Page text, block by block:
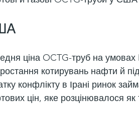
ціна OCTG-труб на умовах
котирувань нафти й
конфлікту в Ірані ринок
цін, яке розцінювалося